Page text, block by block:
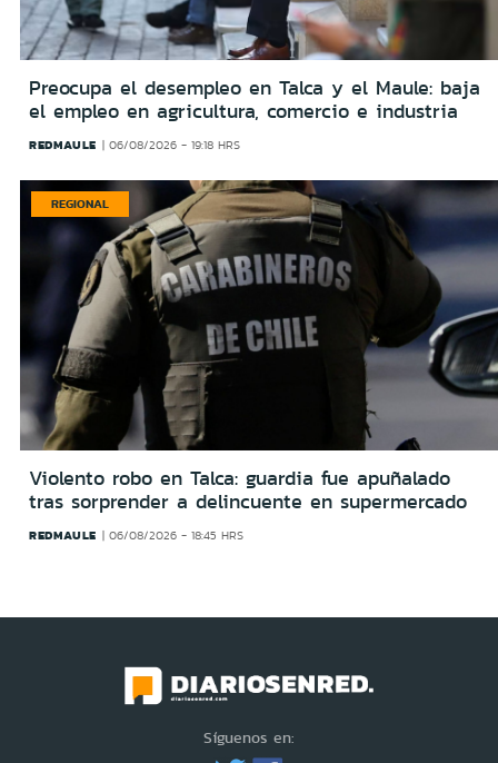
Preocupa el desempleo en Talca y el Maule: baja
el empleo en agricultura, comercio e industria
REDMAULE 06/08/2026 - 19:18 HRS
REGIONAL
Violento robo en Talca: guardia fue apuñalado
tras sorprender a delincuente en supermercado
REDMAULE 06/08/2026 - 18:45 HRS
Síguenos en: